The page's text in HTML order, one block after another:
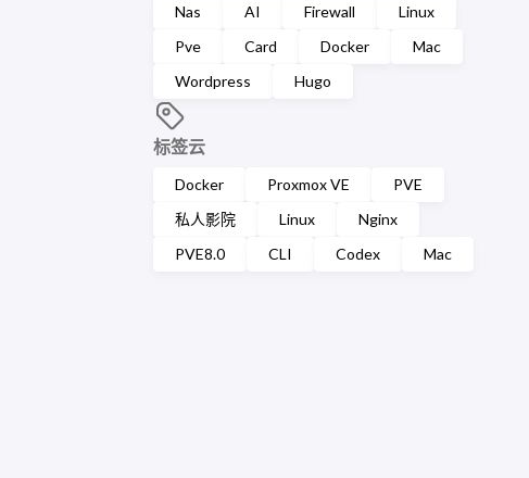
Nas AI Firewall
Linux
Pve
Card Docker
Mac
Wordpress
Hugo
标签云
Docker Proxmox VE
PVE
私人影院
Linux
Nginx
PVE8.0
CLI Codex Mac